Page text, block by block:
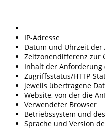
IP-Adresse
Datum und Uhrzeit der
Zeitzonendifferenz zur
Inhalt der Anforderung
Zugriffsstatus/HTTP-
jeweils übertragene
Website, von der die
Verwendeter Browser
Betriebssystem und
Sprache und Version